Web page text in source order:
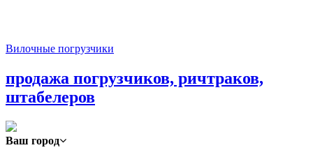
Вилочные погрузчики
продажа погрузчиков, ричтраков,
штабелеров
Ваш город